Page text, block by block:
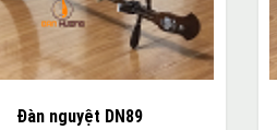
Đàn nguyệt DN89